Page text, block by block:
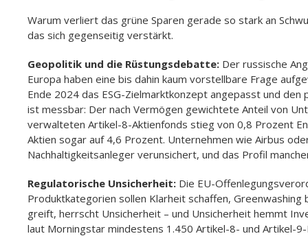
Warum verliert das grüne Sparen gerade so stark an
das sich gegenseitig verstärkt.
Geopolitik und die Rüstungsdebatte: Der russische
Europa haben eine bis dahin kaum vorstellbare Frage
Ende 2024 das ESG-Zielmarktkonzept angepasst und
ist messbar: Der nach Vermögen gewichtete Anteil von
verwalteten Artikel-8-Aktienfonds stieg von 0,8 Prozent
Aktien sogar auf 4,6 Prozent. Unternehmen wie Airbus
Nachhaltigkeitsanleger verunsichert, und das Profil
Regulatorische Unsicherheit: Die EU-
Produktkategorien sollen Klarheit schaffen,
greift, herrscht Unsicherheit – und Unsicherheit hemmt
laut Morningstar mindestens 1.450 Artikel-8- und Artikel-